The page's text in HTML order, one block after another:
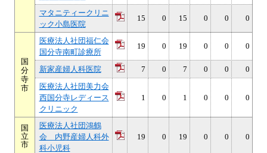
マタニティークリニ
ック小島医院
15 0 15 0 0 0
国
分
寺
市
医療法人社団福仁会
国分寺南町診療所
19 0 19 0 0 0
新家産婦人科医院 7 0 7 0 0
0
医療法人社団美力会
西国分寺レディース
クリニック
1 0 1 0 0 0
国
立
市
医療法人社団鴻鶴
会 内野産婦人科外
科小児科
19 0 19 0 0 0